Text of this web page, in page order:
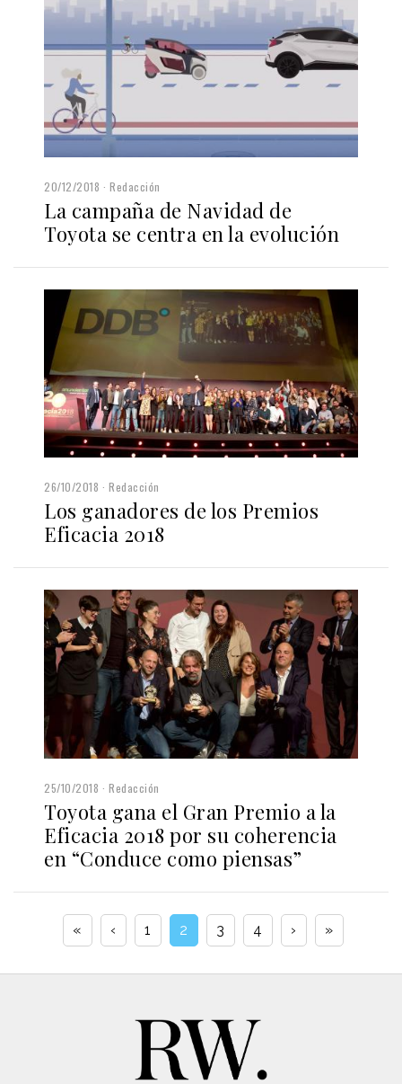
20/12/2018 Redacción
La campaña de Navidad de
Toyota se centra en la evolución
26/10/2018 Redacción
Los ganadores de los Premios
Eficacia 2018
25/10/2018 Redacción
Toyota gana el Gran Premio a la
Eficacia 2018 por su coherencia
en “Conduce como piensas”
« ‹ 1 2 3 4 › »